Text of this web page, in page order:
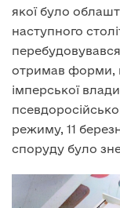
якої було
наступного
отримав форми,
імперської
режиму, 11
споруду було